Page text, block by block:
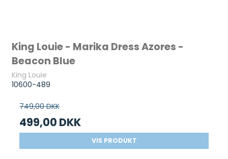
King Louie - Marika Dress Azores -
Beacon Blue
King Louie
10600-489
749,00 DKK
499,00 DKK
VIS PRODUKT